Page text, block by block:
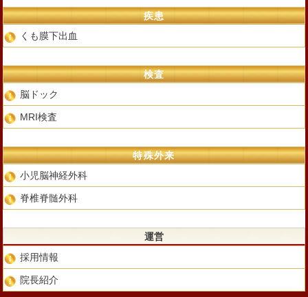
疾患
くも膜下出血
検査
脳ドック
MRI検査
特殊外来
小児脳神経外科
脊椎脊髄外科
運営
採用情報
院長紹介